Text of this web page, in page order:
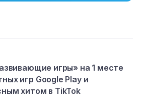
игры» на 1 месте
игр Google Play и
хитом в TikTok